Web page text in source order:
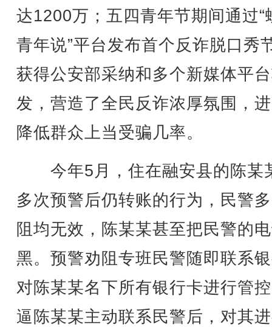
达1200万；五四青年节期间通过“
青年说”平台发布首个反诈脱口秀
获得公安部采纳和多个新媒体平
发，营造了全民反诈浓厚氛围，
降低群众上当受骗几率。
今年5月，住在融安县的陈某
多次预警后仍转账的行为，民警
阻均无效，陈某某甚至把民警的
黑。预警劝阻专班民警随即联系
对陈某某名下所有银行卡进行管
逼陈某某主动联系民警后，对其